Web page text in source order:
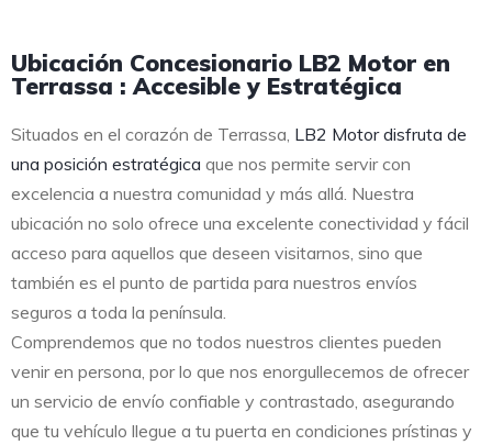
Ubicación Concesionario LB2 Motor en
Terrassa : Accesible y Estratégica
Situados en el corazón de Terrassa, LB2 Motor disfruta de
una posición estratégica que nos permite servir con
excelencia a nuestra comunidad y más allá. Nuestra
ubicación no solo ofrece una excelente conectividad y fácil
acceso para aquellos que deseen visitarnos, sino que
también es el punto de partida para nuestros envíos
seguros a toda la península.
Comprendemos que no todos nuestros clientes pueden
venir en persona, por lo que nos enorgullecemos de ofrecer
un servicio de envío confiable y contrastado, asegurando
que tu vehículo llegue a tu puerta en condiciones prístinas y